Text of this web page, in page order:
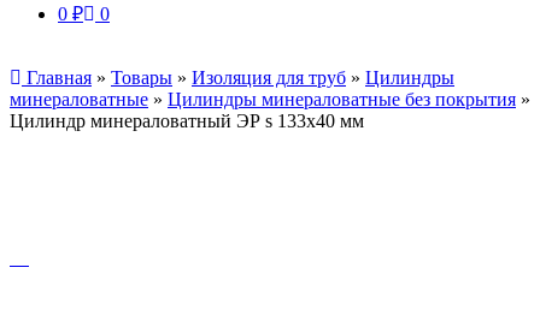
0 ₽ 0
Главная » Товары » Изоляция для труб » Цилиндры
минераловатные » Цилиндры минераловатные без покрытия »
Цилиндр минераловатный ЭР s 133х40 мм